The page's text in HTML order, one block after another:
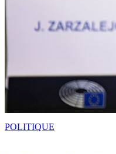
POLITIQUE